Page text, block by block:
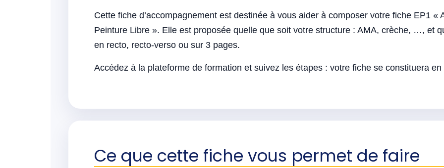
Cette fiche d’accompagnement est destinée à vous aider à composer votre fiche EP1 «
Peinture Libre ». Elle est proposée quelle que soit votre structure : AMA, crèche, …, et
en recto, recto-verso ou sur 3 pages.
Accédez à la plateforme de formation et suivez les étapes : votre fiche se constituera
Ce que cette fiche vous permet de faire